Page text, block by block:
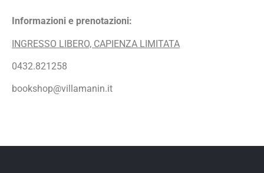
Informazioni e prenotazioni:
INGRESSO LIBERO, CAPIENZA LIMITATA
0432.821258
bookshop@villamanin.it